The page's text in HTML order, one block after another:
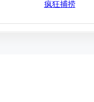
疯狂捕捞